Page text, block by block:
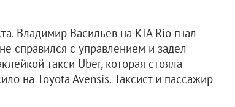
Владимир Васильев на KIA Rio гнал
справился с управлением и задел
такси Uber, которая стояла
на Toyota Avensis. Таксист и пассажир